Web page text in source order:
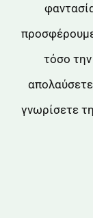
τόσο
απολαύσετε
γνωρίσετε